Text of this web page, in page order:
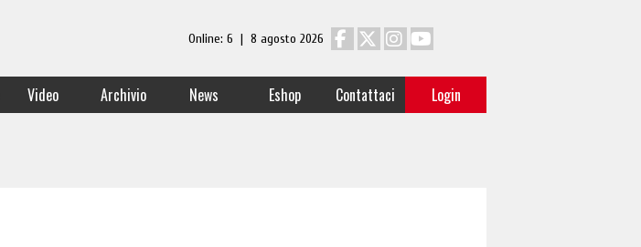
Online: 6 | 8 agosto 2026
Video Archivio News Eshop Contattaci Login